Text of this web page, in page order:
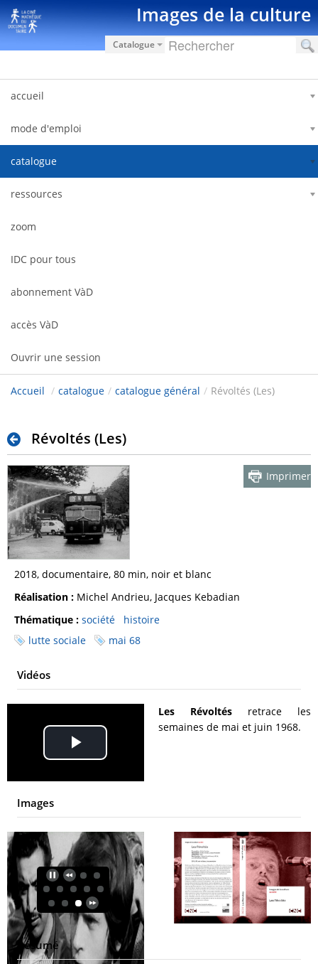
Saut au contenu Images de la culture
Catalogue
accueil
mode d'emploi
catalogue
ressources
zoom
IDC pour tous
abonnement VàD
accès VàD
Ouvrir une session
Accueil / catalogue / catalogue général / Révoltés (Les)
Révoltés (Les)
Imprimer
2018, documentaire, 80 min, noir et blanc
Réalisation : Michel Andrieu, Jacques Kebadian
Thématique : société
histoire
lutte sociale
mai 68
Vidéos
Play
Video
Les Révoltés retrace les
semaines de mai et juin 1968.
Images
Résumé